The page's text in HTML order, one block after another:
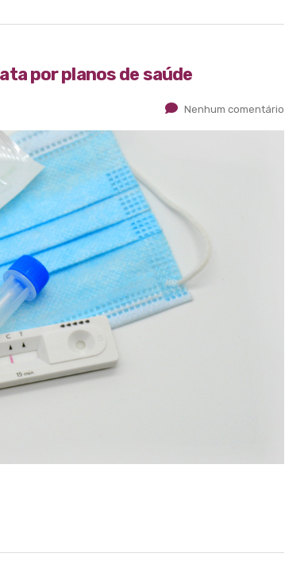
por planos de saúde
Nenhum comentário